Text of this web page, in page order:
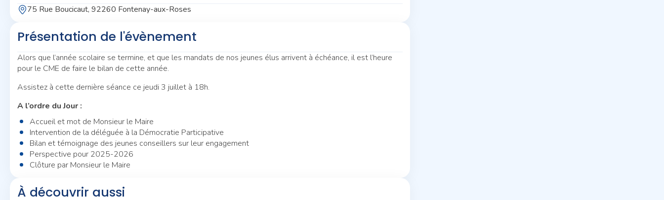
75 Rue Boucicaut, 92260 Fontenay-aux-Roses
Présentation de l'évènement
Alors que l’année scolaire se termine, et que les mandats de nos jeunes élus arrivent à échéance, il est l’heure
pour le CME de faire le bilan de cette année.
Assistez à cette dernière séance ce jeudi 3 juillet à 18h.
A l’ordre du Jour :
Accueil et mot de Monsieur le Maire
Intervention de la déléguée à la Démocratie Participative
Bilan et témoignage des jeunes conseillers sur leur engagement
Perspective pour 2025-2026
Clôture par Monsieur le Maire
À découvrir aussi